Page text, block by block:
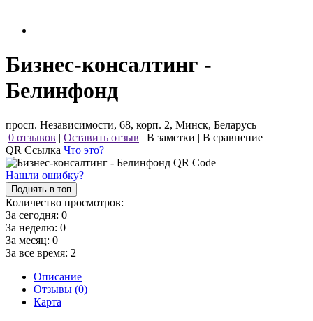
Бизнес-консалтинг -
Белинфонд
просп. Независимости, 68, корп. 2, Минск, Беларусь
0 отзывов | Оставить отзыв | В заметки | В сравнение
QR Ссылка Что это?
Нашли ошибку?
Поднять в топ
Количество просмотров:
За сегодня: 0
За неделю: 0
За месяц: 0
За все время: 2
Описание
Отзывы (0)
Карта